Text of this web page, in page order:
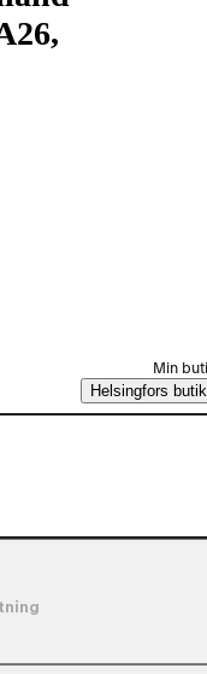
6
Min
Helsingfors butik